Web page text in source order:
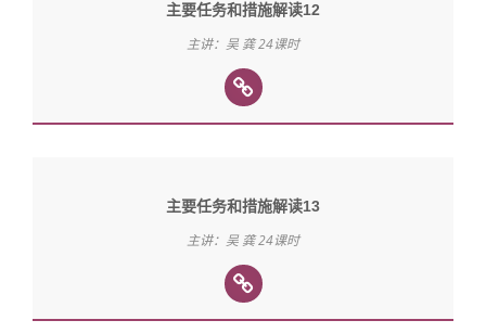
主要任务和措施解读12
主讲：吴 龚 24课时
主要任务和措施解读13
主讲：吴 龚 24课时